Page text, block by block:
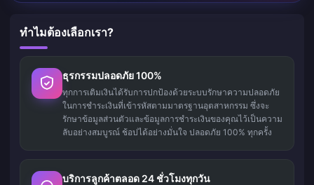
ทำไมต้องเลือกเรา?
ธุรกรรมปลอดภัย 100%
ทุกการเติมเงินได้รับการปกป้องด้วยระบบรักษาความปลอดภัย
ในการชำระเงินที่เข้ารหัสตามมาตรฐานอุตสาหกรรม ซึ่งจะ
รักษาข้อมูลส่วนตัวและข้อมูลการชำระเงินของคุณไว้เป็นความ
ลับอย่างสมบูรณ์ ช้อปได้อย่างมั่นใจ ปลอดภัย 100% ทุกครั้ง
บริการลูกค้าตลอด 24 ชั่วโมงทุกวัน